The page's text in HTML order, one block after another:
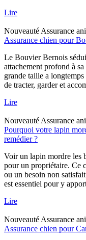
Lire
Nouveauté Assurance
Assurance chien pour
Le Bouvier Bernois
attachement profond à
grande taille a
de tracter, garder et
Lire
Nouveauté Assurance
Pourquoi votre lapin
remédier ?
Voir un lapin mordre les
pour un propriétaire. Ce
ou un besoin non
est essentiel pour y
Lire
Nouveauté Assurance
Assurance chien pour